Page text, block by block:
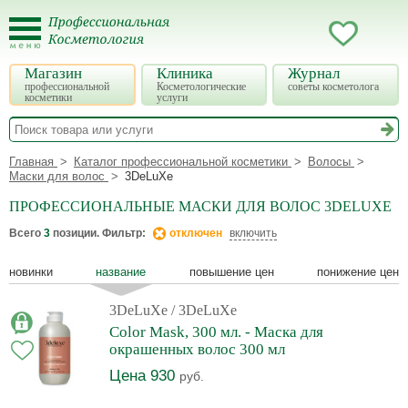
Магазин
профессиональной
косметики
Клиника
Косметологические
услуги
Журнал
советы косметолога
Главная Каталог профессиональной косметики
Волосы
Маски для волос
3DeLuXe
ПРОФЕССИОНАЛЬНЫЕ МАСКИ ДЛЯ ВОЛОС 3DELUXE
Всего 3 позиции. Фильтр: отключен включить
новинки название повышение цен понижение цен
3DeLuXe / 3DeLuXe
Color Mask, 300 мл. - Маска для
окрашенных волос 300 мл
Цена 930 руб.